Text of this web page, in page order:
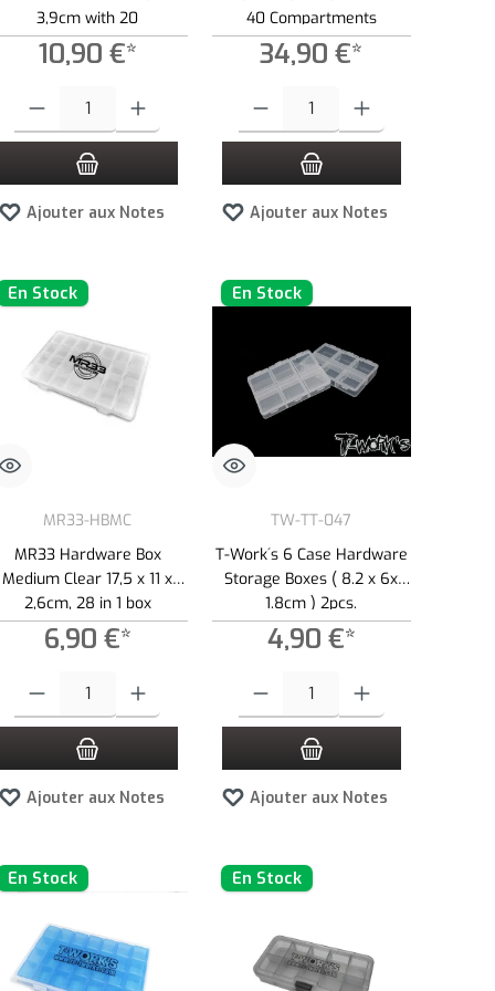
3,9cm with 20
Compartments -
Transparent
10,90 €*
Ajouter aux Notes
40 Compartments
34,90 €*
Ajouter aux Notes
En Stock
MR33-HBMC
MR33 Hardware Box
Medium Clear 17,5 x 11 x
2,6cm, 28 in 1 box
6,90 €*
Ajouter aux Notes
En Stock
TW-TT-047
T-Work´s 6 Case Hardware
Storage Boxes ( 8.2 x 6x
1.8cm ) 2pcs.
4,90 €*
Ajouter aux Notes
En Stock En Stock